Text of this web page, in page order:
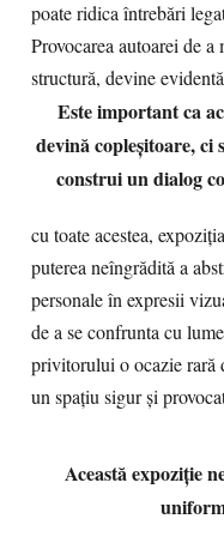
poate ridica întrebări
Provocarea autoarei de
structură, devine
Este important ca
devină copleșitoare, ci
construi un dialog
cu toate acestea,
puterea neîngrădită a
personale în expresii
de a se confrunta cu
privitorului o ocazie rară
un spațiu sigur și
Această expoziție